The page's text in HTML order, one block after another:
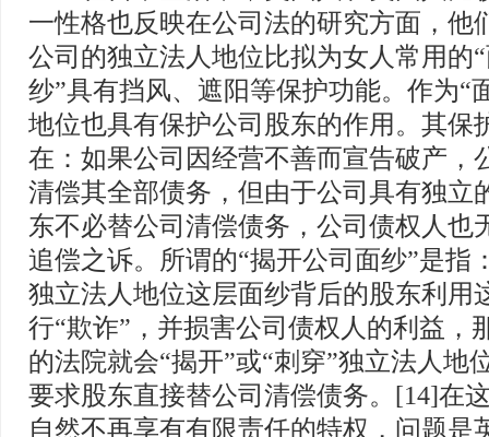
一性格也反映在公司法的研究方面，他
公司的独立法人地位比拟为女人常用的
纱”具有挡风、遮阳等保护功能。作为“
地位也具有保护公司股东的作用。其保
在：如果公司因经营不善而宣告破产，
清偿其全部债务，但由于公司具有独立
东不必替公司清偿债务，公司债权人也
追偿之诉。所谓的“揭开公司面纱”是指
独立法人地位这层面纱背后的股东利用
行“欺诈”，并损害公司债权人的利益，
的法院就会“揭开”或“刺穿”独立法人地
要求股东直接替公司清偿债务。[14]在
自然不再享有有限责任的特权，问题是